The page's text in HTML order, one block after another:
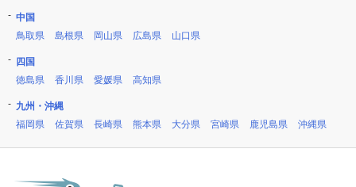
中国
鳥取県
島根県 岡山県 広島県 山口県
四国
徳島県
香川県 愛媛県 高知県
九州・沖縄
福岡県
佐賀県 長崎県 熊本県 大分県 宮崎県 鹿児島県 沖縄県